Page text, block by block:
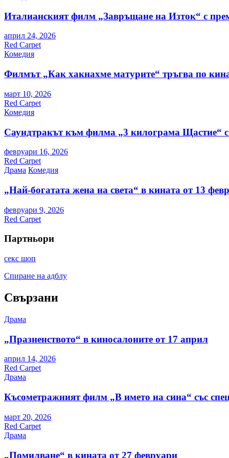
Италианският филм „Завръщане на Изток“ с
април 24, 2026
Red Carpet
Комедия
Филмът „Как хакнахме матурите“ тръгва по
март 10, 2026
Red Carpet
Комедия
Саундтракът към филма „3 килограма Щастие“
февруари 16, 2026
Red Carpet
Драма Комедия
„Най-богатата жена на света“ в кината от 13
февруари 9, 2026
Red Carpet
Партньори
секс шоп
Спиране на адблу
Свързани
Драма
„Празненството“ в киносалоните от 17 април
април 14, 2026
Red Carpet
Драма
Късометражният филм „В името на сина“ със
март 20, 2026
Red Carpet
Драма
„Помилване“ в кината от 27 февруари